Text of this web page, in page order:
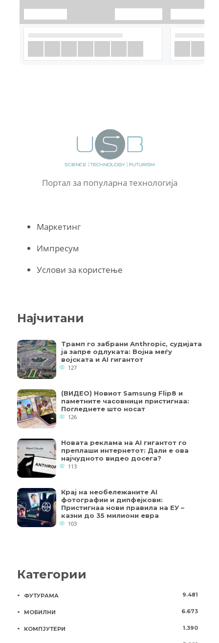
Портал за популарна технологија
Маркетинг
Импресум
Услови за користење
Најчитани
Трамп го забрани Anthropic, судијата
ја запре одлуката: Војна меѓу
војската и AI гигантот
127
(ВИДЕО) Новиот Samsung Flip8 и
паметните часовници пристигнаа:
Погледнете што носат
126
Новата реклама на AI гигантот го
преплаши интернетот: Дали е ова
најчудното видео досега?
113
Крај на необележаните AI
фотографии и дипфејкови:
Пристигнаа нови правила на ЕУ –
казни до 35 милиони евра
103
Категории
ФУТУРАМА 9.481
МОБИЛНИ 6.673
КОМПЈУТЕРИ 1.390